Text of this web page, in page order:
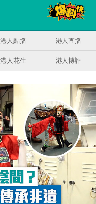
港人點播 港人直播
港人花生 港人博評